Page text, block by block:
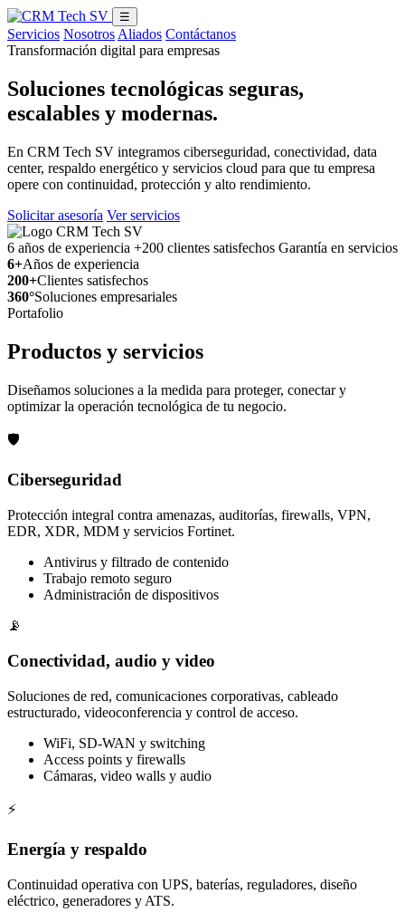
☰
Servicios Nosotros Aliados Contáctanos
Transformación digital para empresas
Soluciones tecnológicas seguras,
escalables y modernas.
En CRM Tech SV integramos ciberseguridad, conectividad, data
center, respaldo energético y servicios cloud para que tu empresa
opere con continuidad, protección y alto rendimiento.
Solicitar asesoría Ver servicios
6 años de experiencia +200 clientes satisfechos Garantía en servicios
6+Años de experiencia
200+Clientes satisfechos
360°Soluciones empresariales
Portafolio
Productos y servicios
Diseñamos soluciones a la medida para proteger, conectar y
optimizar la operación tecnológica de tu negocio.
🛡️
Ciberseguridad
Protección integral contra amenazas, auditorías, firewalls, VPN,
EDR, XDR, MDM y servicios Fortinet.
Antivirus y filtrado de contenido
Trabajo remoto seguro
Administración de dispositivos
📡
Conectividad, audio y video
Soluciones de red, comunicaciones corporativas, cableado
estructurado, videoconferencia y control de acceso.
WiFi, SD-WAN y switching
Access points y firewalls
Cámaras, video walls y audio
⚡
Energía y respaldo
Continuidad operativa con UPS, baterías, reguladores, diseño
eléctrico, generadores y ATS.